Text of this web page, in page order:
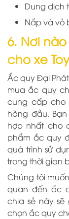
Dung dịch
Nắp và vỏ
6. Nơi
cho xe
Ắc quy Đại
mua ắc quy
cung cấp cho
hàng đầu.
hợp nhất cho
phẩm ắc quy
quá trình sử
trong thời gian
Chúng tôi
quan đến ắc
chia sẻ này
chọn ắc quy